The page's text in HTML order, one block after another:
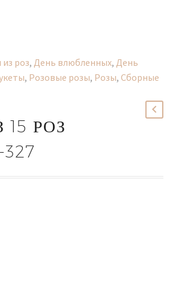
роз, День влюбленных, День
, Розовые розы, Розы, Сборные
15 РОЗ